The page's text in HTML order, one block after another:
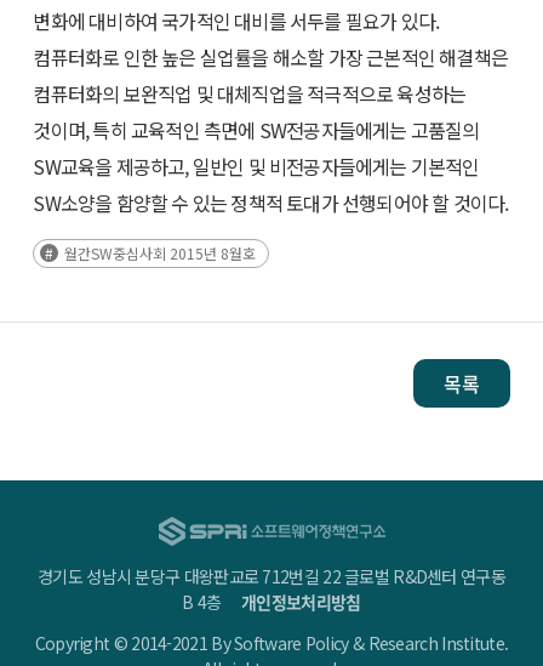
변화에 대비하여 국가적인 대비를 서두를 필요가 있다.
컴퓨터화로 인한 높은 실업률을 해소할 가장 근본적인 해결책은
컴퓨터화의 보완직업 및 대체직업을 적극적으로 육성하는
것이며, 특히 교육적인 측면에 SW전공자들에게는 고품질의
SW교육을 제공하고, 일반인 및 비전공자들에게는 기본적인
SW소양을 함양할 수 있는 정책적 토대가 선행되어야 할 것이다.
월간SW중심사회 2015년 8월호
목록
경기도 성남시 분당구 대왕판교로 712번길 22 글로벌 R&D센터 연구동
B 4층개인정보처리방침
Copyright © 2014-2021 By Software Policy & Research Institute.